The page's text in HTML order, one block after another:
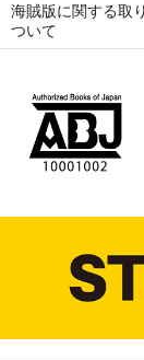
海賊版に関する取
ついて